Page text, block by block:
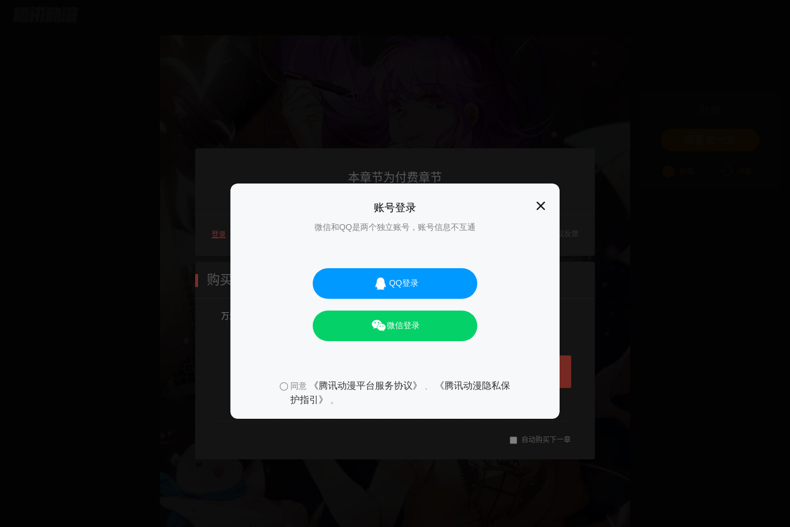
账号登录
微信和QQ是两个独立账号，账号信息不互通
QQ登录
微信登录
同意 《腾讯动漫平台服务协议》
《腾讯动漫隐私保
护指引》
。